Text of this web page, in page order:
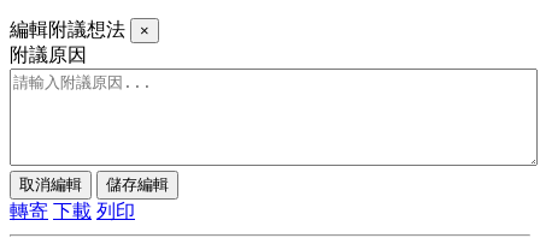
編輯附議想法 ×
附議原因
取消編輯 儲存編輯
轉寄 下載 列印